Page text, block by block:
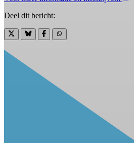
Deel dit bericht: